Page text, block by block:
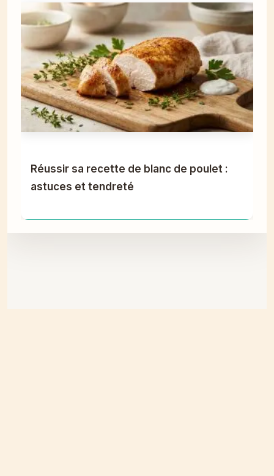
Réussir sa recette de blanc de poulet :
astuces et tendreté